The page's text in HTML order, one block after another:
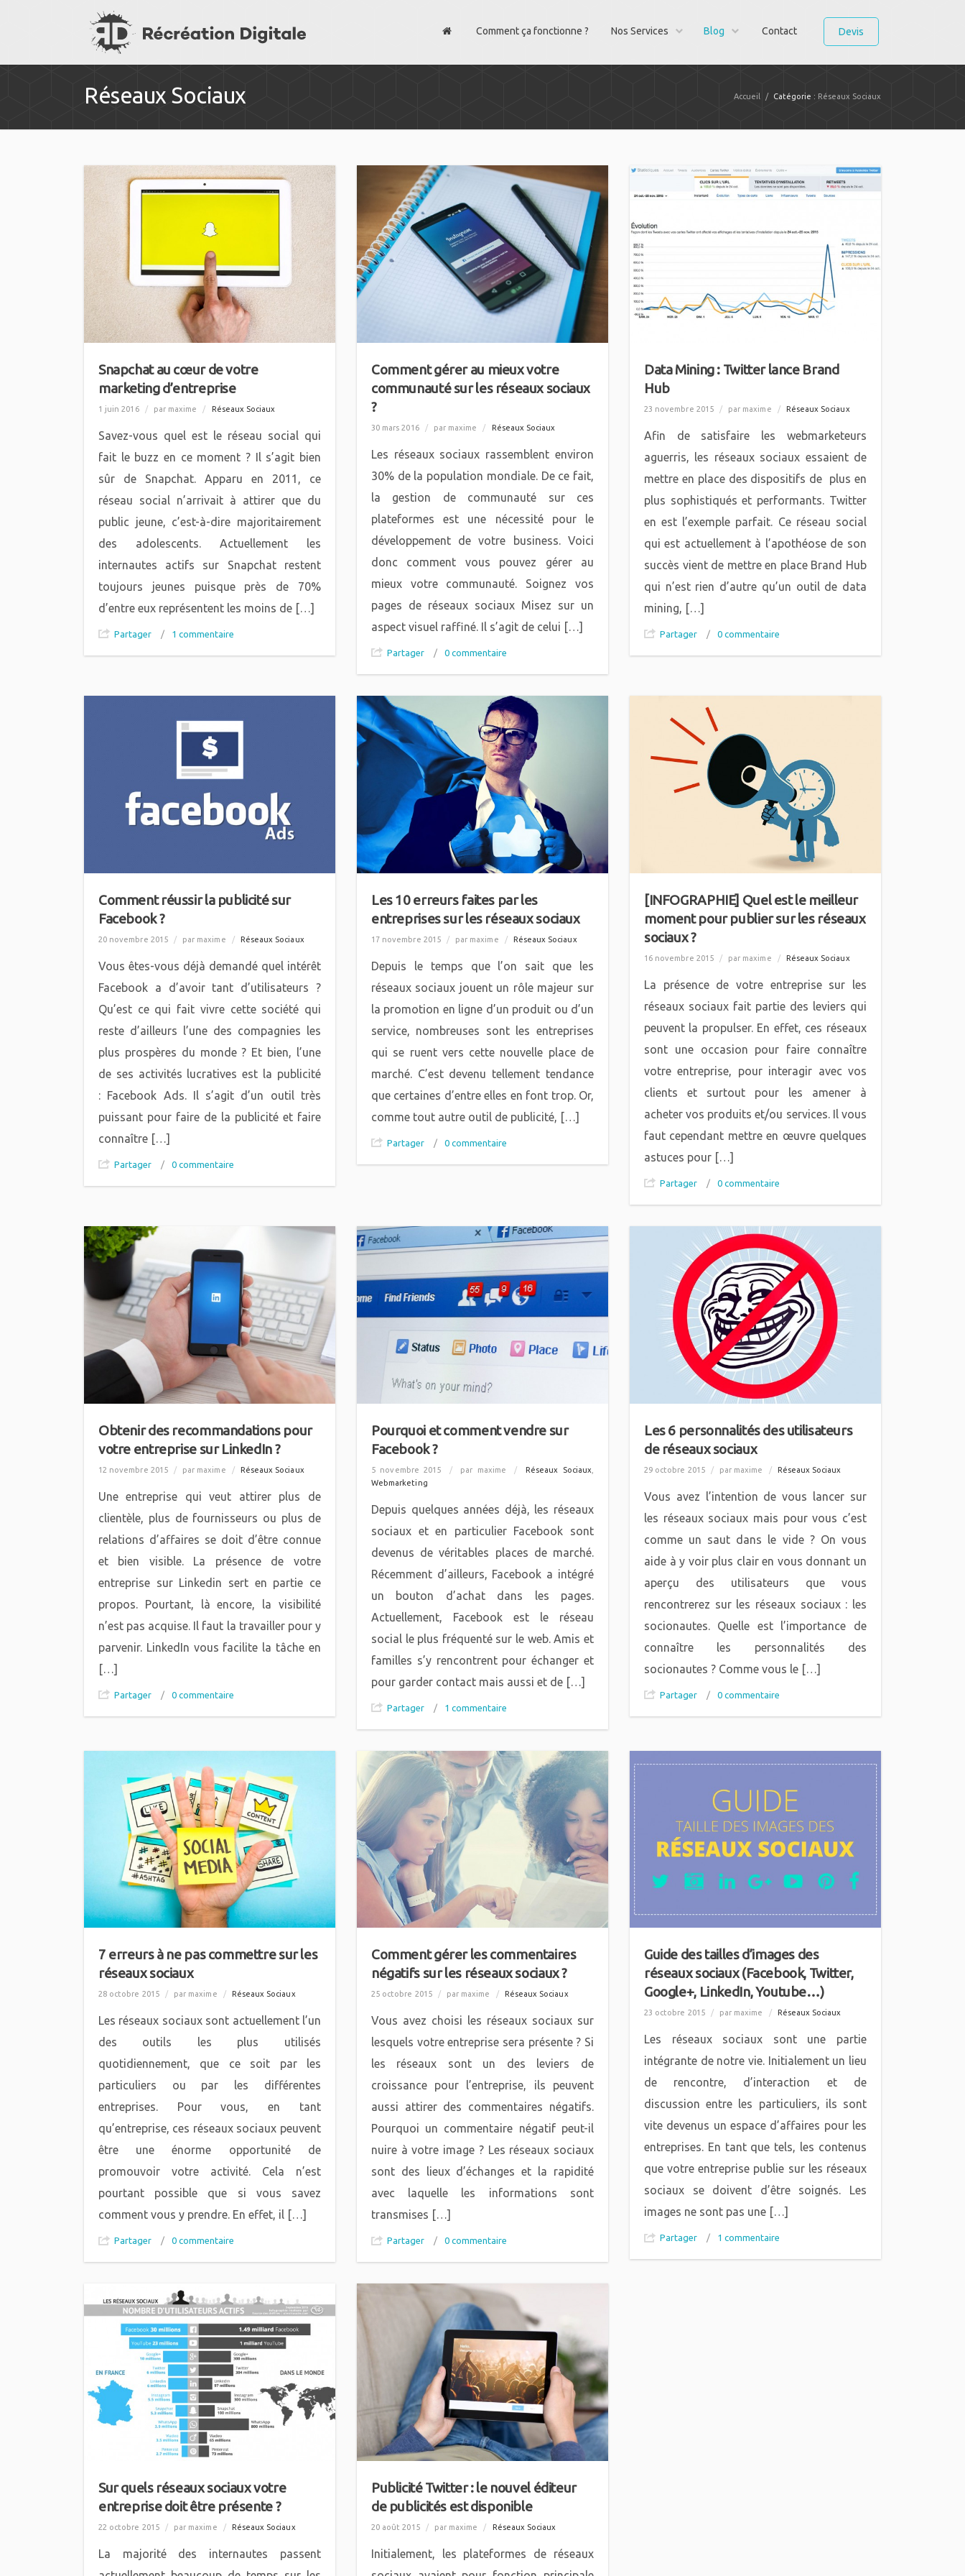
Comment ça fonctionne ? Nos Services Blog Contact Devis
Accueil / Catégorie : Réseaux Sociaux
Réseaux Sociaux
Snapchat au cœur de votre
marketing d’entreprise
1 juin 2016 / par maxime / Réseaux Sociaux
Savez-vous quel est le réseau social qui
fait le buzz en ce moment ? Il s’agit bien
sûr de Snapchat. Apparu en 2011, ce
réseau social n’arrivait à attirer que du
public jeune, c’est-à-dire majoritairement
des adolescents. Actuellement les
internautes actifs sur Snapchat restent
toujours jeunes puisque près de 70%
d’entre eux représentent les moins de […]
Partager / 1 commentaire
Comment gérer au mieux votre
communauté sur les réseaux sociaux
?
30 mars 2016 / par maxime / Réseaux Sociaux
Les réseaux sociaux rassemblent environ
30% de la population mondiale. De ce fait,
la gestion de communauté sur ces
plateformes est une nécessité pour le
développement de votre business. Voici
donc comment vous pouvez gérer au
mieux votre communauté. Soignez vos
pages de réseaux sociaux Misez sur un
aspect visuel raffiné. Il s’agit de celui […]
Partager / 0 commentaire
Data Mining : Twitter lance Brand
Hub
23 novembre 2015 / par maxime / Réseaux Sociaux
Afin de satisfaire les webmarketeurs
aguerris, les réseaux sociaux essaient de
mettre en place des dispositifs de plus en
plus sophistiqués et performants. Twitter
en est l’exemple parfait. Ce réseau social
qui est actuellement à l’apothéose de son
succès vient de mettre en place Brand Hub
qui n’est rien d’autre qu’un outil de data
mining, […]
Partager / 0 commentaire
Comment réussir la publicité sur
Facebook ?
20 novembre 2015 / par maxime / Réseaux Sociaux
Vous êtes-vous déjà demandé quel intérêt
Facebook a d’avoir tant d’utilisateurs ?
Qu’est ce qui fait vivre cette société qui
reste d’ailleurs l’une des compagnies les
plus prospères du monde ? Et bien, l’une
de ses activités lucratives est la publicité
: Facebook Ads. Il s’agit d’un outil très
puissant pour faire de la publicité et faire
connaître […]
Partager / 0 commentaire
Les 10 erreurs faites par les
entreprises sur les réseaux sociaux
17 novembre 2015 / par maxime / Réseaux Sociaux
Depuis le temps que l’on sait que les
réseaux sociaux jouent un rôle majeur sur
la promotion en ligne d’un produit ou d’un
service, nombreuses sont les entreprises
qui se ruent vers cette nouvelle place de
marché. C’est devenu tellement tendance
que certaines d’entre elles en font trop. Or,
comme tout autre outil de publicité, […]
Partager / 0 commentaire
[INFOGRAPHIE] Quel est le meilleur
moment pour publier sur les réseaux
sociaux ?
16 novembre 2015 / par maxime / Réseaux Sociaux
La présence de votre entreprise sur les
réseaux sociaux fait partie des leviers qui
peuvent la propulser. En effet, ces réseaux
sont une occasion pour faire connaître
votre entreprise, pour interagir avec vos
clients et surtout pour les amener à
acheter vos produits et/ou services. Il vous
faut cependant mettre en œuvre quelques
astuces pour […]
Partager / 0 commentaire
Obtenir des recommandations pour
votre entreprise sur LinkedIn ?
12 novembre 2015 / par maxime / Réseaux Sociaux
Une entreprise qui veut attirer plus de
clientèle, plus de fournisseurs ou plus de
relations d’affaires se doit d’être connue
et bien visible. La présence de votre
entreprise sur Linkedin sert en partie ce
propos. Pourtant, là encore, la visibilité
n’est pas acquise. Il faut la travailler pour y
parvenir. LinkedIn vous facilite la tâche en
[…]
Partager / 0 commentaire
Pourquoi et comment vendre sur
Facebook ?
5 novembre 2015 / par maxime / Réseaux Sociaux
Webmarketing
Depuis quelques années déjà, les réseaux
sociaux et en particulier Facebook sont
devenus de véritables places de marché.
Récemment d’ailleurs, Facebook a intégré
un bouton d’achat dans les pages.
Actuellement, Facebook est le réseau
social le plus fréquenté sur le web. Amis et
familles s’y rencontrent pour échanger et
pour garder contact mais aussi et de […]
Partager / 1 commentaire
Les 6 personnalités des utilisateurs
de réseaux sociaux
29 octobre 2015 / par maxime / Réseaux Sociaux
Vous avez l’intention de vous lancer sur
les réseaux sociaux mais pour vous c’est
comme un saut dans le vide ? On vous
aide à y voir plus clair en vous donnant un
aperçu des utilisateurs que vous
rencontrerez sur les réseaux sociaux : les
socionautes. Quelle est l’importance de
connaître les personnalités des
socionautes ? Comme vous le […]
Partager / 0 commentaire
7 erreurs à ne pas commettre sur les
réseaux sociaux
28 octobre 2015 / par maxime / Réseaux Sociaux
Les réseaux sociaux sont actuellement l’un
des outils les plus utilisés
quotidiennement, que ce soit par les
particuliers ou par les différentes
entreprises. Pour vous, en tant
qu’entreprise, ces réseaux sociaux peuvent
être une énorme opportunité de
promouvoir votre activité. Cela n’est
pourtant possible que si vous savez
comment vous y prendre. En effet, il […]
Partager / 0 commentaire
Comment gérer les commentaires
négatifs sur les réseaux sociaux ?
25 octobre 2015 / par maxime / Réseaux Sociaux
Vous avez choisi les réseaux sociaux sur
lesquels votre entreprise sera présente ? Si
les réseaux sont un des leviers de
croissance pour l’entreprise, ils peuvent
aussi attirer des commentaires négatifs.
Pourquoi un commentaire négatif peut-il
nuire à votre image ? Les réseaux sociaux
sont des lieux d’échanges et la rapidité
avec laquelle les informations sont
transmises […]
Partager / 0 commentaire
Guide des tailles d’images des
réseaux sociaux (Facebook, Twitter,
Google+, LinkedIn, Youtube…)
23 octobre 2015 / par maxime / Réseaux Sociaux
Les réseaux sociaux sont une partie
intégrante de notre vie. Initialement un lieu
de rencontre, d’interaction et de
discussion entre les particuliers, ils sont
vite devenus un espace d’affaires pour les
entreprises. En tant que tels, les contenus
que votre entreprise publie sur les réseaux
sociaux se doivent d’être soignés. Les
images ne sont pas une […]
Partager / 1 commentaire
Sur quels réseaux sociaux votre
entreprise doit être présente ?
22 octobre 2015 / par maxime / Réseaux Sociaux
La majorité des internautes passent
Publicité Twitter : le nouvel éditeur
de publicités est disponible
20 août 2015 / par maxime / Réseaux Sociaux
Initialement, les plateformes de réseaux